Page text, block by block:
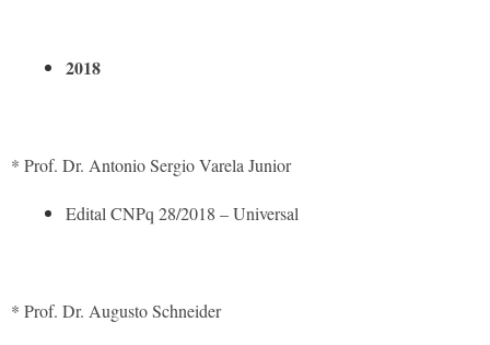
2018
* Prof. Dr. Antonio Sergio Varela Junior
Edital CNPq 28/2018 – Universal
* Prof. Dr. Augusto Schneider